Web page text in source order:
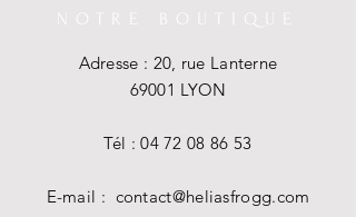
NOTRE BOUTIQUE
Adresse : 20, rue Lanterne
69001 LYON
Tél :04 72 08 86 53
E-mail : contact@heliasfrogg.com